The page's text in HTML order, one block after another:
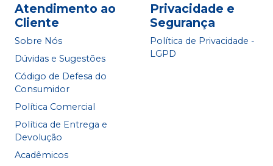
Atendimento ao
Cliente
Sobre Nós
Dúvidas e Sugestões
Código de Defesa do
Consumidor
Política Comercial
Política de Entrega e
Devolução
Acadêmicos
Privacidade e
Segurança
Política de Privacidade -
LGPD